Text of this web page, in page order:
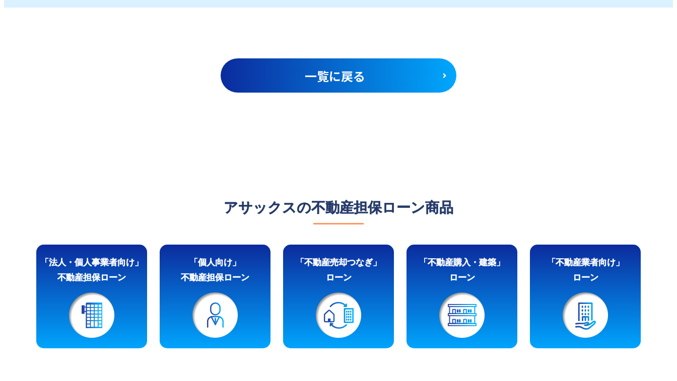
一覧に戻る
アサックスの不動産担保ローン商品
「法人・個人事業者向け」
不動産担保ローン
「個人向け」
不動産担保ローン
「不動産売却つなぎ」
ローン
「不動産購入・建築」
ローン
「不動産業者向け」
ローン